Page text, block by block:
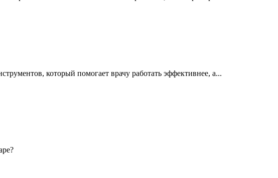
который помогает врачу работать эффективнее, а...